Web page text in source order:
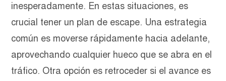
inesperadamente. En estas situaciones, es
crucial tener un plan de escape. Una estrategia
común es moverse rápidamente hacia adelante,
aprovechando cualquier hueco que se abra en el
tráfico. Otra opción es retroceder si el avance es